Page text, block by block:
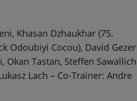
Khasan Dzhaukhar (75.
Odoubiyi Cocou), David Gezer
Okan Tastan, Steffen Sawallich
Lach – Co-Trainer: Andre